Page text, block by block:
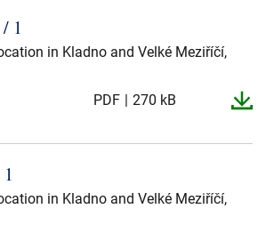
1
in Kladno and Velké Meziříčí,
PDF 270 kB
in Kladno and Velké Meziříčí,